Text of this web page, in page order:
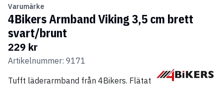
Varumärke
4Bikers Armband Viking 3,5 cm brett
svart/brunt
229 kr
Artikelnummer: 9171
Tufft läderarmband från 4Bikers. Flätat